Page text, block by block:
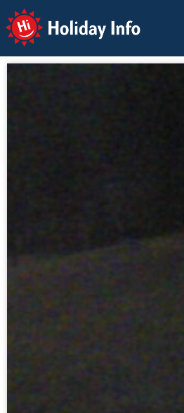
Holiday Info